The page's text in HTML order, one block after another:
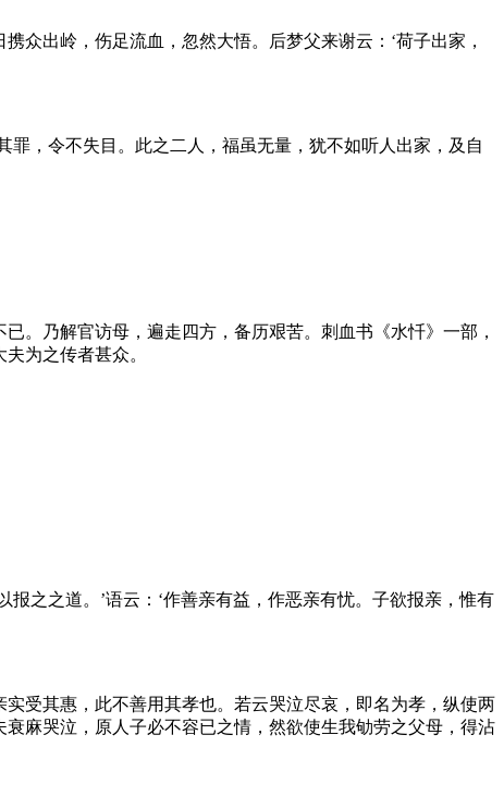
众出岭，伤足流血，忽然大悟。后梦父来谢云：‘荷子出家，
罪，令不失目。此之二人，福虽无量，犹不如听人出家，及自
。乃解官访母，遍走四方，备历艰苦。刺血书《水忏》一部，
为之传者甚众。
之之道。’语云：‘作善亲有益，作恶亲有忧。子欲报亲，惟有
受其惠，此不善用其孝也。若云哭泣尽哀，即名为孝，纵使两
麻哭泣，原人子必不容已之情，然欲使生我劬劳之父母，得沾